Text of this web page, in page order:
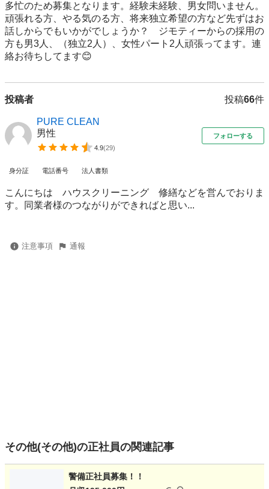
多忙のため募集となります。経験未経験、男女問いません。
頑張れる方、やる気のる方、将来独立希望の方など先ずはお
話しからでもいかがでしょうか？　ジモティーからの採用の
方も男3人、（独立2人）、女性パート2人頑張ってます。連
絡お待ちしてます😊
投稿者 投稿66件
PURE CLEAN
男性
4.9(29)
フォローする
身分証 電話番号 法人書類
こんにちは ハウスクリーニング 修繕などを営んでおりま
す。同業者様のつながりができればと思い...
注意事項 通報
その他(その他)の正社員の関連記事
警備正社員募集！！